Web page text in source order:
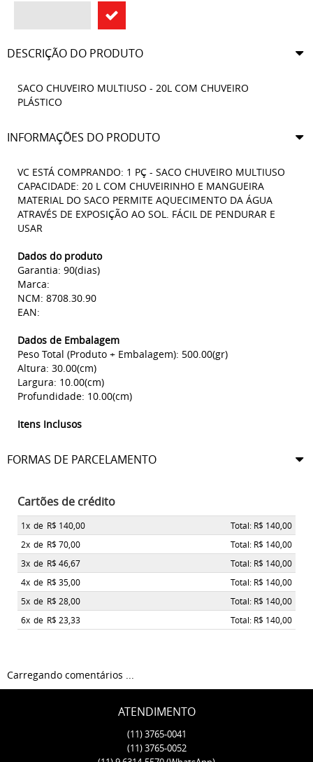
DESCRIÇÃO DO PRODUTO
SACO CHUVEIRO MULTIUSO - 20L COM CHUVEIRO
PLÁSTICO
INFORMAÇÕES DO PRODUTO
VC ESTÁ COMPRANDO: 1 PÇ - SACO CHUVEIRO MULTIUSO
CAPACIDADE: 20 L COM CHUVEIRINHO E MANGUEIRA
MATERIAL DO SACO PERMITE AQUECIMENTO DA ÁGUA
ATRAVÉS DE EXPOSIÇÃO AO SOL. FÁCIL DE PENDURAR E
USAR
Dados do produto
Garantia: 90(dias)
Marca:
NCM: 8708.30.90
EAN:
Dados de Embalagem
Peso Total (Produto + Embalagem): 500.00(gr)
Altura: 30.00(cm)
Largura: 10.00(cm)
Profundidade: 10.00(cm)
Itens Inclusos
FORMAS DE PARCELAMENTO
Cartões de crédito
1x de R$ 140,00
Total: R$ 140,00
2x de R$ 70,00
Total: R$ 140,00
3x de R$ 46,67
Total: R$ 140,00
4x de R$ 35,00
Total: R$ 140,00
5x de R$ 28,00
Total: R$ 140,00
6x de R$ 23,33 Total: R$ 140,00
Carregando comentários ...
ATENDIMENTO
(11)3765-0041
(11)3765-0052